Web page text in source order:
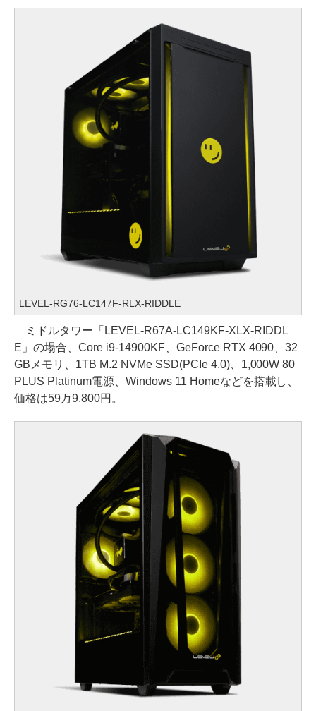
LEVEL-RG76-LC147F-RLX-RIDDLE
ミドルタワー「LEVEL-R67A-LC149KF-XLX-RIDDL
E」の場合、Core i9-14900KF、GeForce RTX 4090、32
GBメモリ、1TB M.2 NVMe SSD(PCIe 4.0)、1,000W 80
PLUS Platinum電源、Windows 11 Homeなどを搭載し、
価格は59万9,800円。